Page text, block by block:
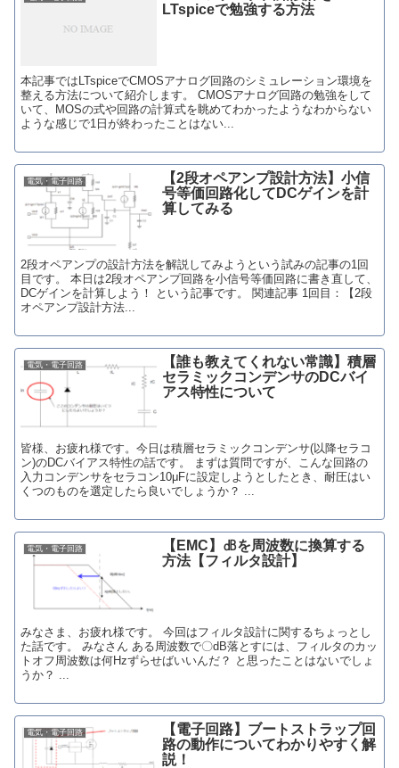
LTspiceで勉強する方法
本記事ではLTspiceでCMOSアナログ回路のシミュレーション環境を
整える方法について紹介します。 CMOSアナログ回路の勉強をして
いて、MOSの式や回路の計算式を眺めてわかったようなわからない
ような感じで1日が終わったことはない...
電気・電子回路
【2段オペアンプ設計方法】小信
号等価回路化してDCゲインを計
算してみる
2段オペアンプの設計方法を解説してみようという試みの記事の1回
目です。 本日は2段オペアンプ回路を小信号等価回路に書き直して、
DCゲインを計算しよう！ という記事です。 関連記事 1回目：【2段
オペアンプ設計方法...
電気・電子回路
【誰も教えてくれない常識】積層
セラミックコンデンサのDCバイ
アス特性について
皆様、お疲れ様です。今日は積層セラミックコンデンサ(以降セラコ
ン)のDCバイアス特性の話です。 まずは質問ですが、こんな回路の
入力コンデンサをセラコン10μFに設定しようとしたとき、耐圧はい
くつのものを選定したら良いでしょうか？ ...
電気・電子回路
【EMC】㏈を周波数に換算する
方法【フィルタ設計】
みなさま、お疲れ様です。 今回はフィルタ設計に関するちょっとし
た話です。 みなさん ある周波数で〇dB落とすには、フィルタのカッ
トオフ周波数は何Hzずらせばいいんだ？ と思ったことはないでしょ
うか？ ...
電気・電子回路
【電子回路】ブートストラップ回
路の動作についてわかりやすく解
説！